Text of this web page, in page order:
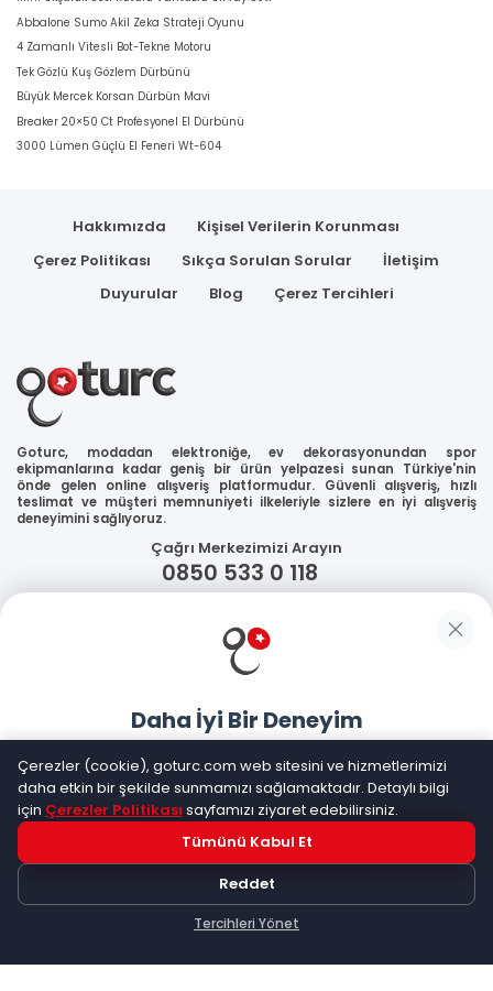
Abbalone Sumo Akil Zeka Strateji Oyunu
4 Zamanlı Vitesli Bot-Tekne Motoru
Tek Gözlü Kuş Gözlem Dürbünü
Büyük Mercek Korsan Dürbün Mavi
Breaker 20×50 Ct Profesyonel El Dürbünü
3000 Lümen Güçlü El Feneri Wt-604
Hakkımızda
Kişisel Verilerin Korunması
Çerez Politikası
Sıkça Sorulan Sorular
İletişim
Duyurular
Blog Çerez Tercihleri
Goturc, modadan elektroniğe, ev dekorasyonundan spor
ekipmanlarına kadar geniş bir ürün yelpazesi sunan Türkiye'nin
önde gelen online alışveriş platformudur. Güvenli alışveriş, hızlı
teslimat ve müşteri memnuniyeti ilkeleriyle sizlere en iyi alışveriş
deneyimini sağlıyoruz.
Çağrı Merkezimizi Arayın
0850 533 0 118
Güvenliğiniz
Sosyal Medya
Mobil Uygulamalarımız
Daha İyi Bir Deneyim
Goturc mobil uygulamasıyla daha hızlı ve kolay alışveriş
yapın
Hemen Dene!
Uygulama yüklüyse açılacak, değilseGoogle Play'e
yönlendirileceksiniz
Çerezler (cookie), goturc.com web sitesini ve hizmetlerimizi
daha etkin bir şekilde sunmamızı sağlamaktadır. Detaylı bilgi
için Çerezler Politikası sayfamızı ziyaret edebilirsiniz.
Tümünü Kabul Et
Reddet
Tercihleri Yönet